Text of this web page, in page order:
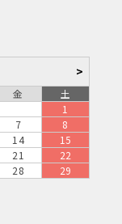
>
金
土
1
7
8
14
15
21
22
28
29